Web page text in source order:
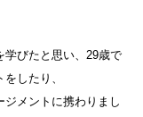
学びたと思い、29歳で
したり、
メントに携わりまし